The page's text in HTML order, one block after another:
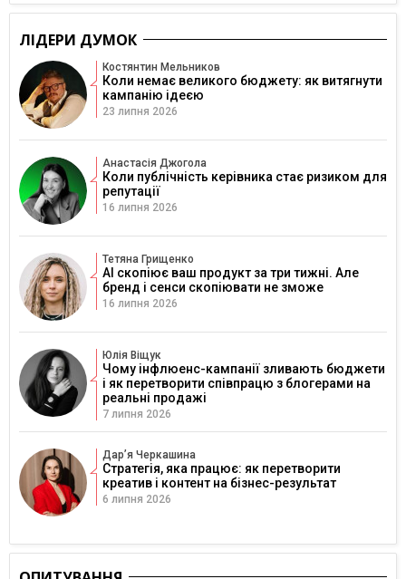
ЛІДЕРИ ДУМОК
Костянтин Мельников
Коли немає великого бюджету: як витягнути
кампанію ідеєю
23 липня 2026
Анастасія Джогола
Коли публічність керівника стає ризиком для
репутації
16 липня 2026
Тетяна Грищенко
AI скопіює ваш продукт за три тижні. Але
бренд і сенси скопіювати не зможе
16 липня 2026
Юлія Віщук
Чому інфлюенс-кампанії зливають бюджети
і як перетворити співпрацю з блогерами на
реальні продажі
7 липня 2026
Дарʼя Черкашина
Стратегія, яка працює: як перетворити
креатив і контент на бізнес-результат
6 липня 2026